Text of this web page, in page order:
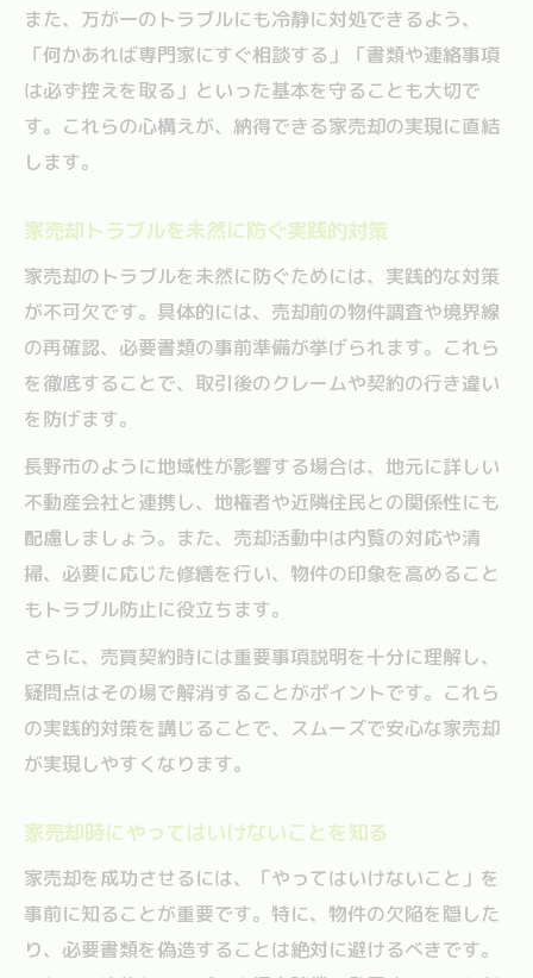
また、万が一のトラブルにも冷静に対処できるよう、
「何かあれば専門家にすぐ相談する」「書類や連絡事項
は必ず控えを取る」といった基本を守ることも大切で
す。これらの心構えが、納得できる家売却の実現に直結
します。
家売却トラブルを未然に防ぐ実践的対策
家売却のトラブルを未然に防ぐためには、実践的な対策
が不可欠です。具体的には、売却前の物件調査や境界線
の再確認、必要書類の事前準備が挙げられます。これら
を徹底することで、取引後のクレームや契約の行き違い
を防げます。
長野市のように地域性が影響する場合は、地元に詳しい
不動産会社と連携し、地権者や近隣住民との関係性にも
配慮しましょう。また、売却活動中は内覧の対応や清
掃、必要に応じた修繕を行い、物件の印象を高めること
もトラブル防止に役立ちます。
さらに、売買契約時には重要事項説明を十分に理解し、
疑問点はその場で解消することがポイントです。これら
の実践的対策を講じることで、スムーズで安心な家売却
が実現しやすくなります。
家売却時にやってはいけないことを知る
家売却を成功させるには、「やってはいけないこと」を
事前に知ることが重要です。特に、物件の欠陥を隠した
り、必要書類を偽造することは絶対に避けるべきです。